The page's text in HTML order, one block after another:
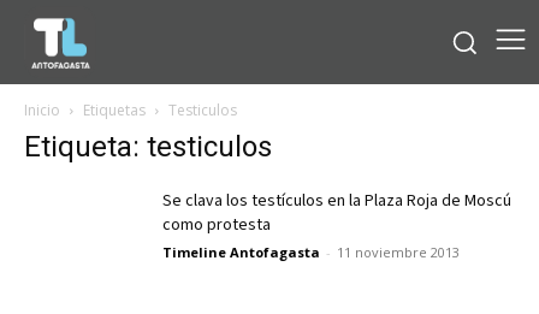
Inicio Etiquetas Testiculos
Etiqueta: testiculos
Se clava los testículos en la Plaza Roja de Moscú
como protesta
Timeline Antofagasta - 11 noviembre 2013